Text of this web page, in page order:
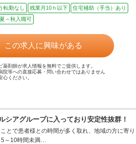
転勤なし 残業月10ｈ以下
住宅補助（手当）あり
夏～秋入職可
この求人に興味がある
薬剤師が求人情報を無料でご提供します。
院等への直接応募・問い合わせではありません
心ください。
アグループに入っており安定性抜群！
とで患者様との時間が多く取れ、地域の方に寄り
5～10時間未満…